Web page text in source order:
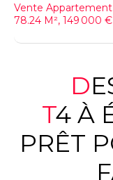
Vente Appartement
78.24 M², 149 000 €
T4 À ÉCHIROLLES :
PRÊT